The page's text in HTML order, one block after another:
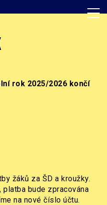
rok 2025/2026 končí
žáků za ŠD a kroužky.
bude zpracována
na nové číslo účtu.